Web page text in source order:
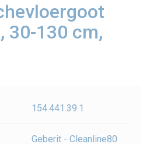
30-130 cm,
154.441.39.1
Geberit - Cleanline80